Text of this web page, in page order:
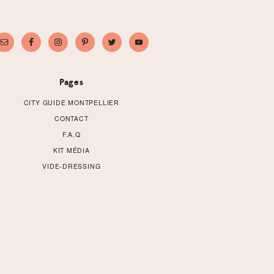
Pages
CITY GUIDE MONTPELLIER
CONTACT
F.A.Q
KIT MÉDIA
VIDE-DRESSING